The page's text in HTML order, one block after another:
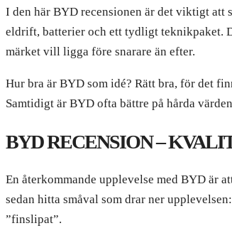
I den här BYD recensionen är det viktigt
eldrift, batterier och ett tydligt teknikpaket.
märket vill ligga före snarare än efter.
Hur bra är BYD som idé? Rätt bra, för det
Samtidigt är BYD ofta bättre på hårda
BYD RECENSION –
En återkommande upplevelse med BYD är
sedan hitta småval som drar ner
”finslipat”.